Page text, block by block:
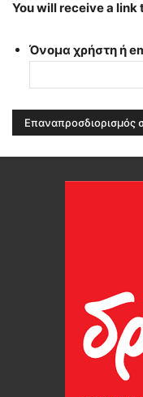
You will receive a
Όνομα χρήστη ή